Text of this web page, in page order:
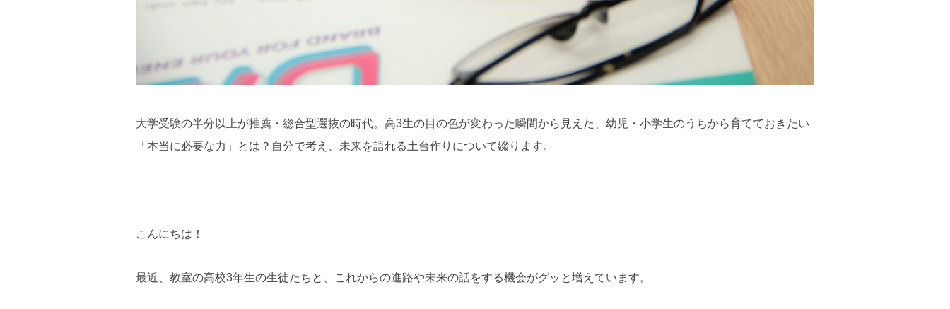
大学受験の半分以上が推薦・総合型選抜の時代。高3生の目の色が変わった瞬間から見えた、幼児・小学生のうちから育てておきたい
「本当に必要な力」とは？自分で考え、未来を語れる土台作りについて綴ります。
こんにちは！
最近、教室の高校3年生の生徒たちと、これからの進路や未来の話をする機会がグッと増えています。